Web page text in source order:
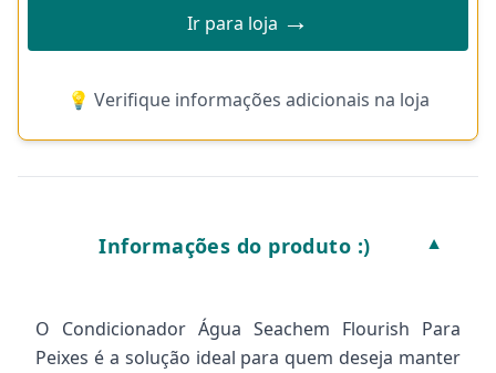
Ir para loja →
💡 Verifique informações adicionais na loja
Informações do produto :) ▼
O Condicionador Água Seachem Flourish Para
Peixes é a solução ideal para quem deseja manter